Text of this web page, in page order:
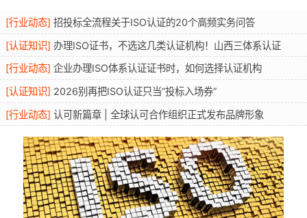
[行业动态] 招投标全流程关于ISO认证的20个高频实务问答
[认证知识] 办理ISO证书，不选这几类认证机构！山西三体系认证
[行业动态] 企业办理ISO体系认证证书时，如何选择认证机构
[认证知识] 2026别再把ISO认证只当“投标入场券”
[行业动态] 认可新篇章 | 全球认可合作组织正式发布品牌形象